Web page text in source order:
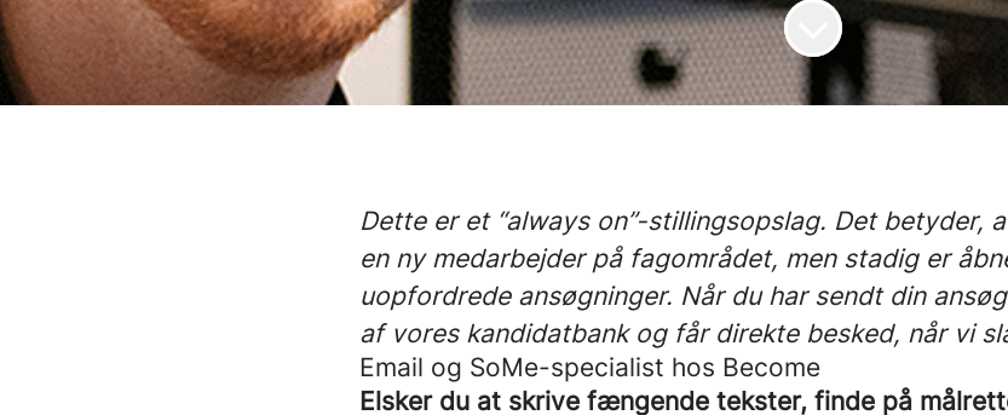
Dette er et “always on”-stillingsopslag. Det betyder,
en ny medarbejder på fagområdet, men stadig er
uopfordrede ansøgninger. Når du har sendt din
af vores kandidatbank og får direkte besked, når vi
Email og SoMe-specialist hos Become
Elsker du at skrive fængende tekster, finde på